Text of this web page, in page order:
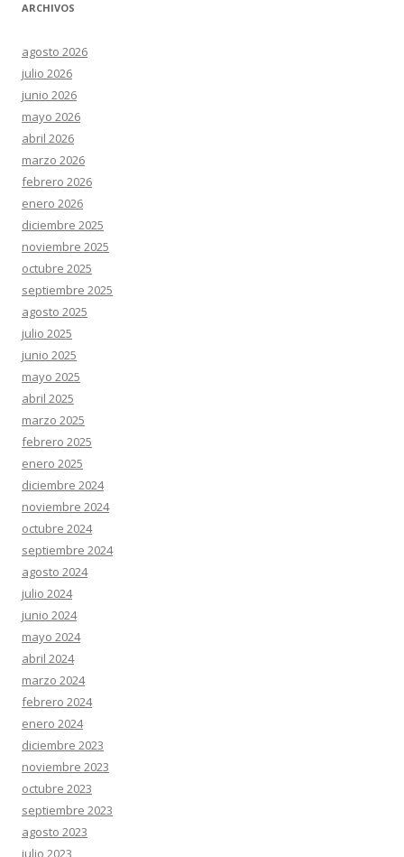
ARCHIVOS
agosto 2026
julio 2026
junio 2026
mayo 2026
abril 2026
marzo 2026
febrero 2026
enero 2026
diciembre 2025
noviembre 2025
octubre 2025
septiembre 2025
agosto 2025
julio 2025
junio 2025
mayo 2025
abril 2025
marzo 2025
febrero 2025
enero 2025
diciembre 2024
noviembre 2024
octubre 2024
septiembre 2024
agosto 2024
julio 2024
junio 2024
mayo 2024
abril 2024
marzo 2024
febrero 2024
enero 2024
diciembre 2023
noviembre 2023
octubre 2023
septiembre 2023
agosto 2023
julio 2023